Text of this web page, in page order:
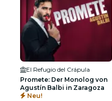
El Refugio del Crápula
Promete: Der Monolog von
Agustín Balbi in Zaragoza
Neu!